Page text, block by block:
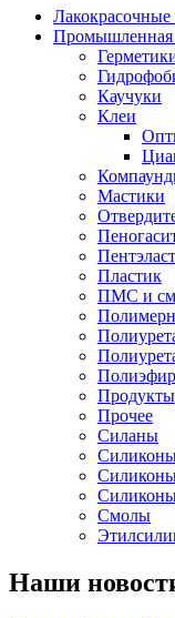
Промышленная
Каучуки
Клеи
Мастики
Пластик
ПМС и
Продукты
Прочее
Силаны
Силиконы
Смолы
Наши